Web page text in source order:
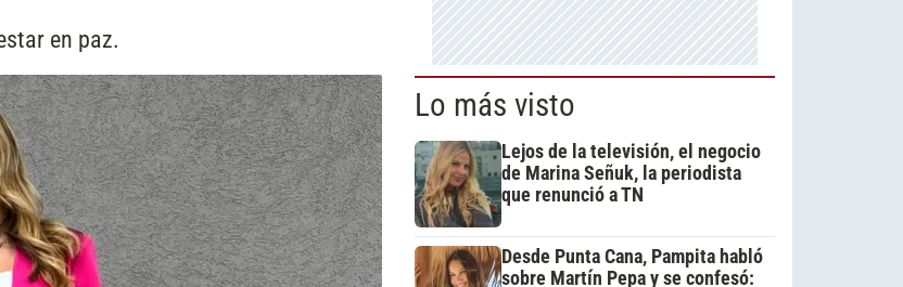
en paz.
Lo más visto
Lejos de la televisión, el negocio
de Marina Señuk, la periodista
que renunció a TN
Desde Punta Cana, Pampita habló
sobre Martín Pepa y se confesó: